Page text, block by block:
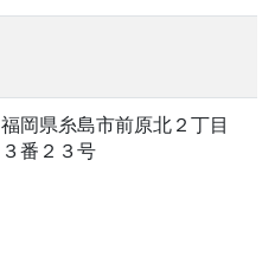
福岡県糸島市前原北２丁目
３番２３号